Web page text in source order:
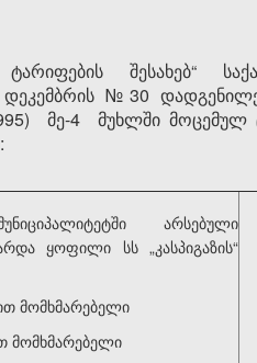
შესახებ“
დეკემბრის №30
მე-4 მუხლში მოცემულ
არსებული
ყოფილი სს „კასპიგაზის“
მომხმარებელი
მომხმარებელი